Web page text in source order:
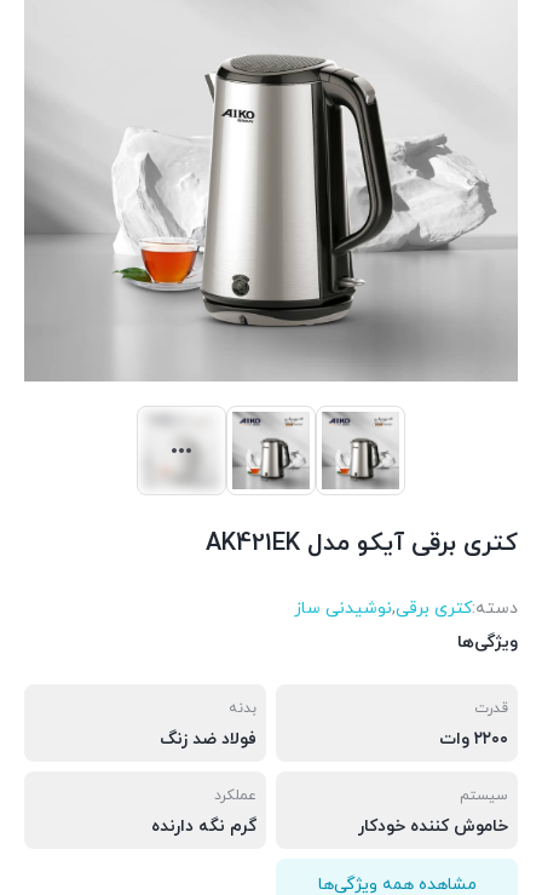
کتری برقی آیکو مدل AK421EK
دسته:کتری برقی,نوشیدنی ساز
ویژگی‌ها
قدرت
۲۲۰۰ وات
بدنه
فولاد ضد زنگ
سیستم
خاموش کننده خودکار
عملکرد
گرم نگه دارنده
مشاهده همه ویژگی‌ها